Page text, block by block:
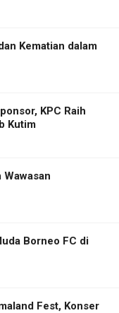
Kematian dalam
KPC Raih
Kutim
Borneo FC di
Fest, Konser